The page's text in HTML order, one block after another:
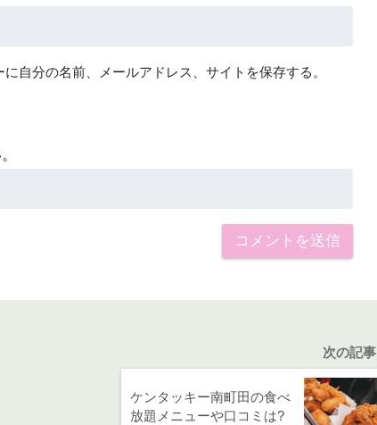
自分の名前、メールアドレス、サイトを保存する。
次の記事
ケンタッキー南町田の食べ
放題メニューや口コミは?